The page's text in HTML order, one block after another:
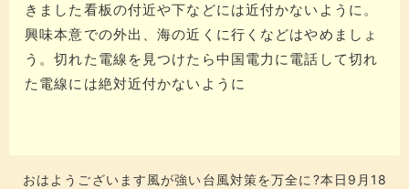
きました看板の付近や下などには近付かないように。
興味本意での外出、海の近くに行くなどはやめましょ
う。切れた電線を見つけたら中国電力に電話して切れ
た電線には絶対近付かないように
おはようございます風が強い️台風対策を万全に?本日9月18